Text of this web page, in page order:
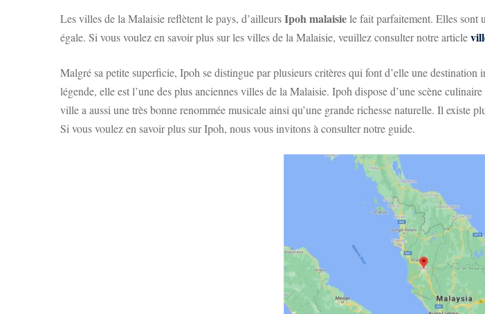
Les villes de la Malaisie reflètent le pays, d’ailleursIpoh malaisiele fait parfaitement. Elles sont
égale. Si vous voulez en savoir plus sur les villes de la Malaisie, veuillez consulter notre article
Malgré sa petite superficie, Ipoh se distingue par plusieurs critères qui font d’elle une
légende, elle est l’une des plus anciennes villes de la Malaisie. Ipoh dispose d’une scène
ville a aussi une très bonne renommée musicale ainsi qu’une grande richesse naturelle. Il existe
Si vous voulez en savoir plus sur Ipoh, nous vous invitons à consulter notre guide.